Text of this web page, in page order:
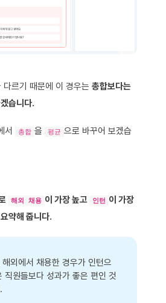
다르기 때문에 이 경우는 총합보다는
습니다.
서 총합 을 평균 으로 바꾸어 보겠습
해외 채용 이 가장 높고 인턴 이 가장
약해 줍니다.
해외에서 채용한 경우가 인턴으
직원들보다 성과가 좋은 편인 것